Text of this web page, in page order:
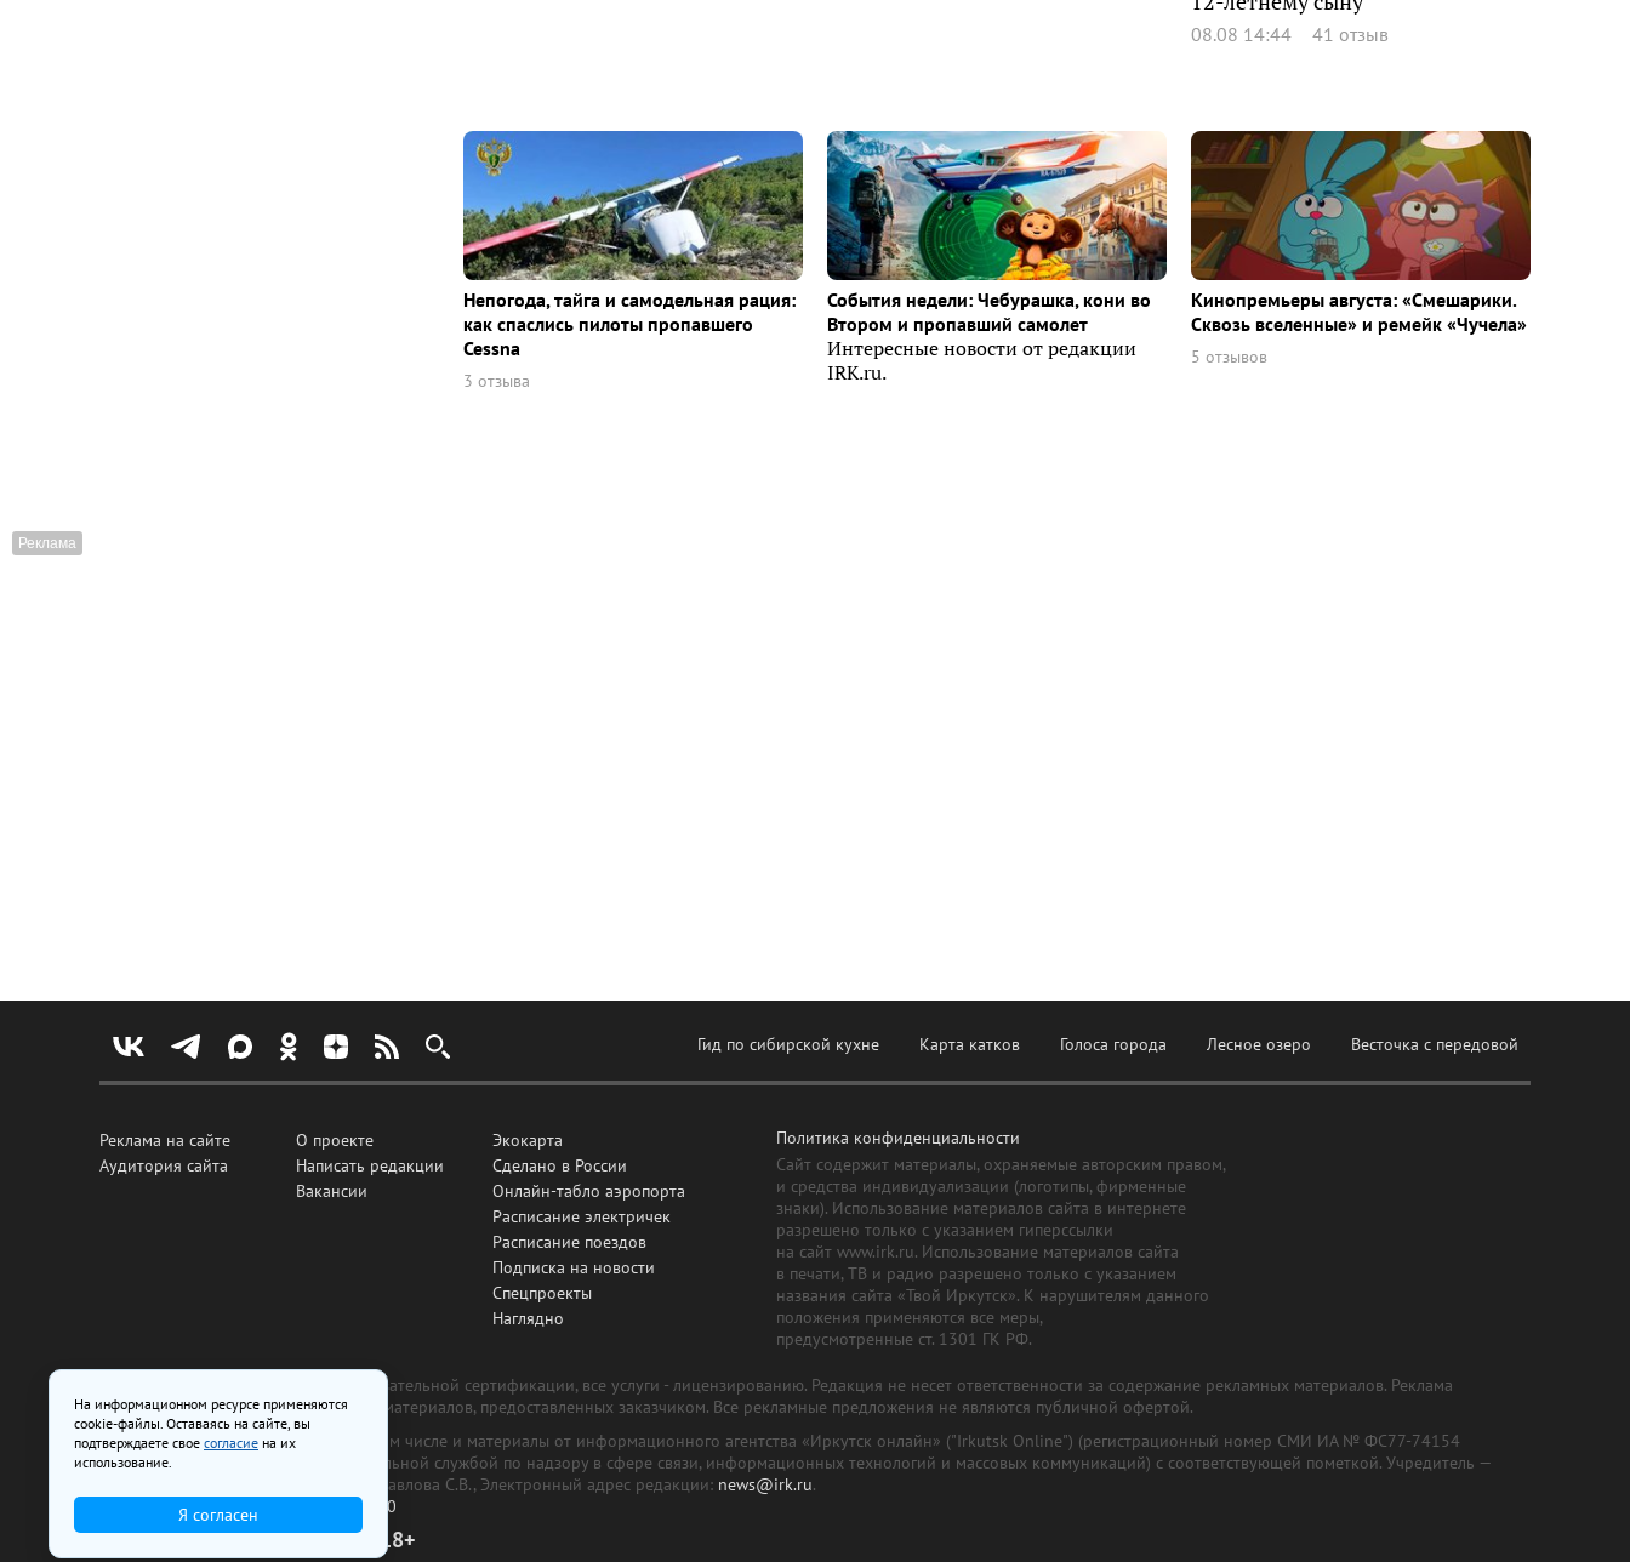
08.08 14:44 41 отзыв
Непогода, тайга и самодельная рация:
как спаслись пилоты пропавшего
Cessna
3 отзыва
События недели: Чебурашка, кони во
Втором и пропавший самолет
Интересные новости от редакции
IRK.ru.
Кинопремьеры августа: «Смешарики.
Сквозь вселенные» и ремейк «Чучела»
5 отзывов
Гид по сибирской кухне Карта катков Голоса города Лесное озеро Весточка с передовой
Реклама на сайте
Аудитория сайта
О проекте
Написать редакции
Вакансии
Экокарта
Сделано в России
Онлайн-табло аэропорта
Расписание электричек
Расписание поездов
Подписка на новости
Спецпроекты
Наглядно
Политика конфиденциальности
Сайт содержит материалы, охраняемые авторским правом,
и средства индивидуализации (логотипы, фирменные
знаки). Использование материалов сайта в интернете
разрешено только с указанием гиперссылки
на сайт www.irk.ru. Использование материалов сайта
в печати, ТВ и радио разрешено только с указанием
названия сайта «Твой Иркутск». К нарушителям данного
положения применяются все меры,
предусмотренные ст. 1301 ГК РФ.
Все рекламные товары подлежат обязательной сертификации, все услуги - лицензированию. Редакция не несет ответственности за содержание рекламных материалов. Реклама
изготовлена и размещена на основе материалов, предоставленных заказчиком. Все рекламные предложения не являются публичной офертой.
На сайте www.irk.ru размещаются в том числе и материалы от информационного агентства «Иркутск онлайн» ("Irkutsk Online") (регистрационный номер СМИ ИА № ФС77-74154
от 29 октября 2018 г., выдан Федеральной службой по надзору в сфере связи, информационных технологий и массовых коммуникаций) с соответствующей пометкой. Учредитель —
ООО «Ирк.ру». Главный редактор — Павлова С.В., Электронный адрес редакции: news@irk.ru.
Телефон редакции:
+7 (3952) 48-88-50
18+
На информационном ресурсе применяются
cookie-файлы. Оставаясь на сайте, вы
подтверждаете свое согласие на их
использование.
Я согласен